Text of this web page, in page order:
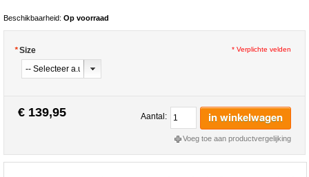
Beschikbaarheid: Op voorraad
*Size * Verplichte velden
€ 139,95 Aantal: in winkelwagen
Voeg toe aan productvergelijking